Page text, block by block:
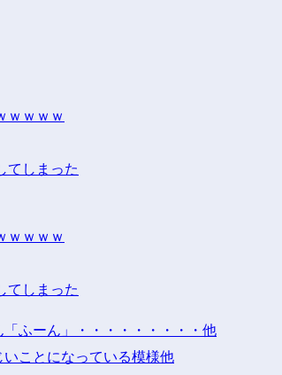
ｗｗｗｗ
てしまった
ｗｗｗｗ
てしまった
ふーん」・・・・・・・・・他
ことになっている模様他